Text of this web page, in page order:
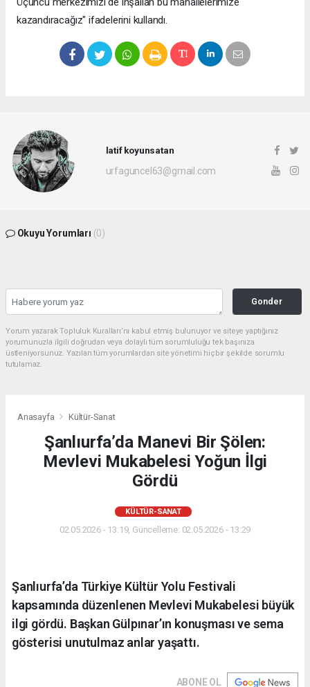
kazandıracağız" ifadelerini kullandı.
latif koyunsatan
urfaguncel63@gmail.com
Okuyu Yorumları (0)
Gonder
Yorum yazarak Topluluk Kuralları’nı kabul etmiş bulunuyor ve siteye yaptığınız
yorumunuzla ilgili doğrudan veya dolaylı tüm sorumluluğu tek başınıza
üstleniyorsunuz. Yazılan tüm yorumlardan site yönetimi hiçbir şekilde sorumlu
tutulamaz.
Anasayfa Kültür-Sanat
Şanlıurfa’da Manevi Bir Şölen:
Mevlevi Mukabelesi Yoğun İlgi
Gördü
KÜLTÜR-SANAT
02.05.2026 - 13:19, Güncelleme: 02.05.2026 - 13:29
Şanlıurfa’da Türkiye Kültür Yolu Festivali
kapsamında düzenlenen Mevlevi Mukabelesi büyük
ilgi gördü. Başkan Gülpınar’ın konuşması ve sema
gösterisi unutulmaz anlar yaşattı.
ABONE OL